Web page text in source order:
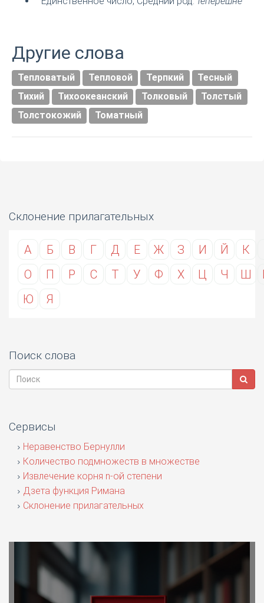
Другие слова
Тепловатый Тепловой Терпкий
Тесный
Тихий
Тихоокеанский Толковый
Толстый
Толстокожий
Томатный
Склонение прилагательных
А Б В Г Д Е Ж З И Й К
О
П Р С Т У Ф Х Ц Ч Ш
Ю
Я
Поиск слова
Сервисы
Неравенство Бернулли
Количество подмножеств в множестве
Извлечение корня n-ой степени
Дзета функция Римана
Склонение прилагательных